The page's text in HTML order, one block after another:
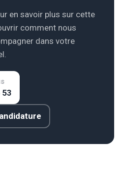
en savoir plus sur cette
comment nous
dans votre
53